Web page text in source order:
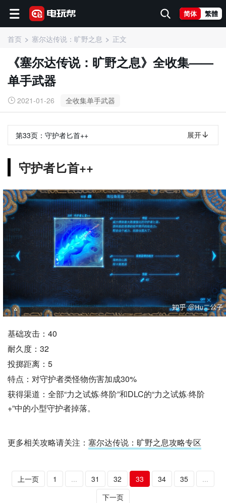
简体 繁體
首页 塞尔达传说：旷野之息 正文
《塞尔达传说：旷野之息》全收集——
单手武器
2021-01-26 全收集单手武器
第33页： 守护者匕首++ 展开
守护者匕首++
基础攻击：40
耐久度：32
投掷距离：5
特点：对守护者类怪物伤害加成30%
获得渠道：全部“力之试炼·终阶”和DLC的“力之试炼·终阶
+”中的小型守护者掉落。
更多相关攻略请关注： 塞尔达传说：旷野之息攻略专区
上一页 1 ... 31 32 33 34 35
...
下一页